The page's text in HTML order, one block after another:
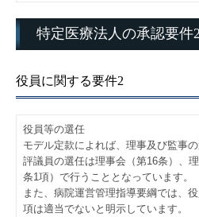
特定医療法人の承認要件
役員に関する要件2
役員等の選任
モデル定款によれば、理事及び監事
評議員の選任は理事会（第16条）、
条1項）で行うこととなっています。
また、病院運営管理指導要綱では、
項は適当でないと明示しています。